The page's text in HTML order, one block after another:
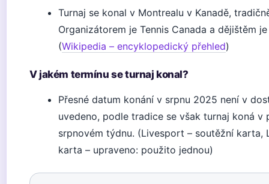
Turnaj se konal v Montrealu v Kanadě,
Organizátorem je Tennis Canada a dějištěm
(Wikipedia – encyklopedický přehled)
V jakém termínu se turnaj konal?
Přesné datum konání v srpnu 2025 není v
uvedeno, podle tradice se však turnaj koná v
srpnovém týdnu. (Livesport – soutěžní karta,
karta – upraveno: použito jednou)